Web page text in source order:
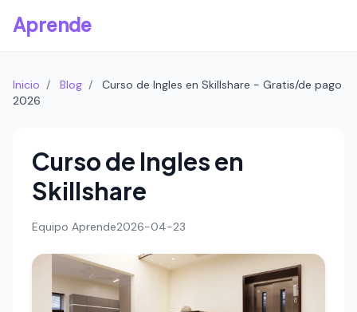
Aprende
Inicio / Blog /
Curso de Ingles en Skillshare - Gratis/de pago
2026
Curso de Ingles en
Skillshare
Equipo Aprende2026-04-23